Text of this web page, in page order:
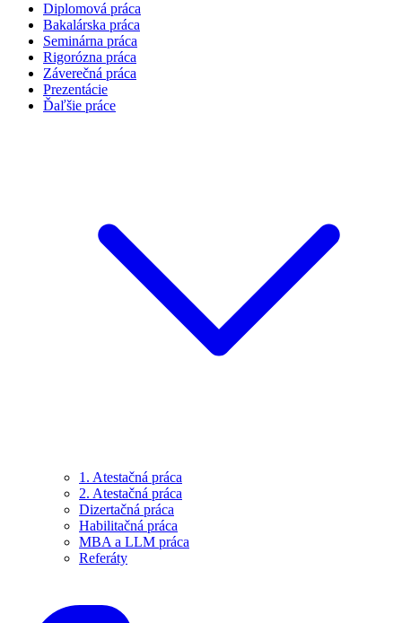
Diplomová práca
Bakalárska práca
Seminárna práca
Rigorózna práca
Záverečná práca
Prezentácie
Ďaľšie práce
1. Atestačná práca
2. Atestačná práca
Dizertačná práca
Habilitačná práca
MBA a LLM práca
Referáty